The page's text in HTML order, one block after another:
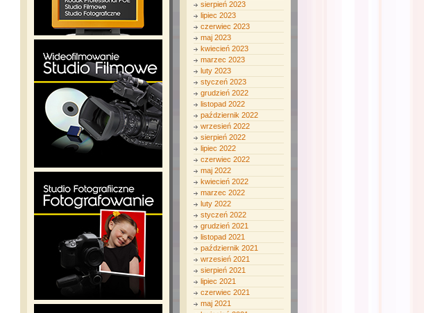
sierpień 2023
lipiec 2023
czerwiec 2023
maj 2023
kwiecień 2023
marzec 2023
luty 2023
styczeń 2023
grudzień 2022
listopad 2022
październik 2022
wrzesień 2022
sierpień 2022
lipiec 2022
czerwiec 2022
maj 2022
kwiecień 2022
marzec 2022
luty 2022
styczeń 2022
grudzień 2021
listopad 2021
październik 2021
wrzesień 2021
sierpień 2021
lipiec 2021
czerwiec 2021
maj 2021